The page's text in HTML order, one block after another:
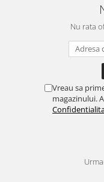
Nu rata
Vreau sa
magazinului.